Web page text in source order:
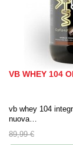
VB WHEY 104
vb whey 104
nuova…
89,99 €